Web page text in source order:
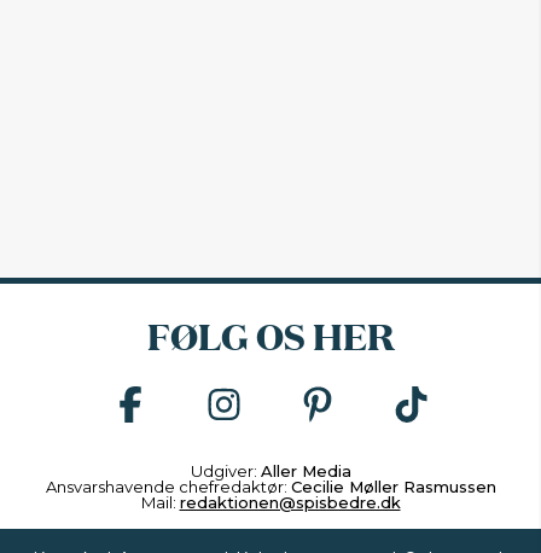
FØLG OS HER
Udgiver: Aller Media
Ansvarshavende chefredaktør: Cecilie Møller Rasmussen
Mail: redaktionen@spisbedre.dk